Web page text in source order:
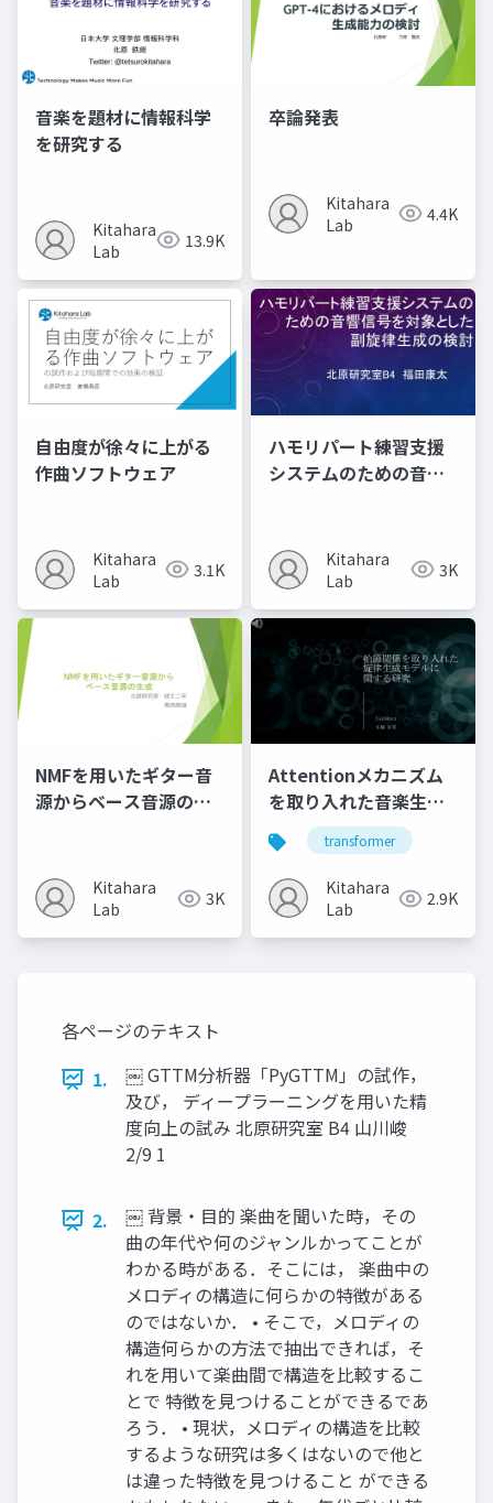
音楽を題材に情報科学
を研究する
Kitahara
Lab
13.9K
卒論発表
Kitahara
Lab
4.4K
自由度が徐々に上がる
作曲ソフトウェア
Kitahara
Lab
3.1K
ハモリパート練習支援
システムのための音響
Kitahara
Lab
3K
NMFを用いたギター音
源からベース音源の生
Kitahara
Lab
3K
Attentionメカニズム
を取り入れた音楽生成
モデルの性能評価に関
する研究
transformer
Kitahara
Lab
2.9K
各ページのテキスト
1.
￼ GTTM分析器「PyGTTM」の試作，
及び， ディープラーニングを用いた精
度向上の試み 北原研究室 B4 山川峻
2/9 1
2.
￼ 背景・目的 楽曲を聞いた時，その
曲の年代や何のジャンルかってことが
わかる時がある．そこには， 楽曲中の
メロディの構造に何らかの特徴がある
のではないか． • そこで，メロディの
構造何らかの方法で抽出できれば，そ
れを用いて楽曲間で構造を比較するこ
とで 特徴を見つけることができるであ
ろう． • 現状，メロディの構造を比較
するような研究は多くはないので他と
は違った特徴を見つけること ができる